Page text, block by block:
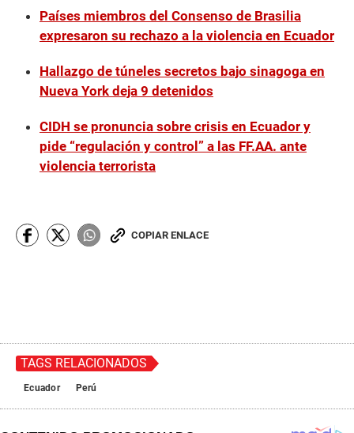
Países miembros del Consenso de Brasilia
expresaron su rechazo a la violencia en Ecuador
Hallazgo de túneles secretos bajo sinagoga en
Nueva York deja 9 detenidos
CIDH se pronuncia sobre crisis en Ecuador y
pide “regulación y control” a las FF.AA. ante
violencia terrorista
COPIAR ENLACE
TAGS RELACIONADOS
Ecuador Perú